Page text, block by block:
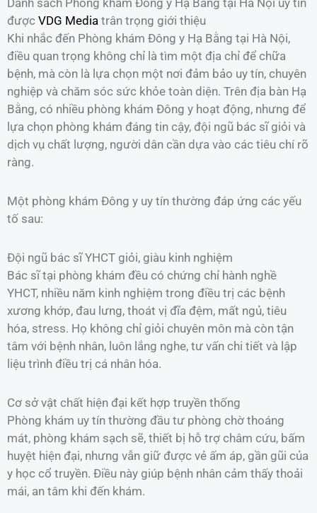
Danh sách Phòng khám Đông y Hạ Bằng tại Hà Nội uy tín
được VDG Media trân trọng giới thiệu
Khi nhắc đến Phòng khám Đông y Hạ Bằng tại Hà Nội,
điều quan trọng không chỉ là tìm một địa chỉ để chữa
bệnh, mà còn là lựa chọn một nơi đảm bảo uy tín, chuyên
nghiệp và chăm sóc sức khỏe toàn diện. Trên địa bàn Hạ
Bằng, có nhiều phòng khám Đông y hoạt động, nhưng để
lựa chọn phòng khám đáng tin cậy, đội ngũ bác sĩ giỏi và
dịch vụ chất lượng, người dân cần dựa vào các tiêu chí rõ
ràng.
Một phòng khám Đông y uy tín thường đáp ứng các yếu
tố sau:
Đội ngũ bác sĩ YHCT giỏi, giàu kinh nghiệm
Bác sĩ tại phòng khám đều có chứng chỉ hành nghề
YHCT, nhiều năm kinh nghiệm trong điều trị các bệnh
xương khớp, đau lưng, thoát vị đĩa đệm, mất ngủ, tiêu
hóa, stress. Họ không chỉ giỏi chuyên môn mà còn tận
tâm với bệnh nhân, luôn lắng nghe, tư vấn chi tiết và lập
liệu trình điều trị cá nhân hóa.
Cơ sở vật chất hiện đại kết hợp truyền thống
Phòng khám uy tín thường đầu tư phòng chờ thoáng
mát, phòng khám sạch sẽ, thiết bị hỗ trợ châm cứu, bấm
huyệt hiện đại, nhưng vẫn giữ được vẻ ấm áp, gần gũi của
y học cổ truyền. Điều này giúp bệnh nhân cảm thấy thoải
mái, an tâm khi đến khám.